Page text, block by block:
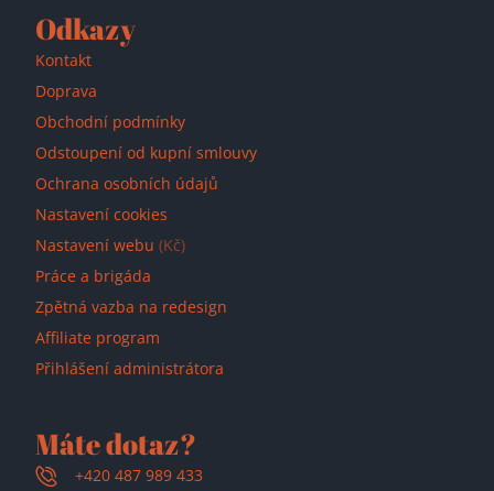
Přidáno do košíku!
Odkazy
Kontakt
Doprava
Obchodní podmínky
Odstoupení od kupní smlouvy
Ochrana osobních údajů
Nastavení cookies
Nastavení webu (Kč)
Práce a brigáda
Zpětná vazba na redesign
Affiliate program
Přihlášení administrátora
Máte dotaz?
+420 487 989 433